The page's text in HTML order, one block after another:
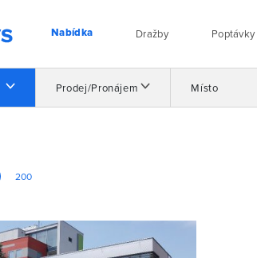
Nabídka Dražby Poptávky
Prodej/Pronájem Místo
200